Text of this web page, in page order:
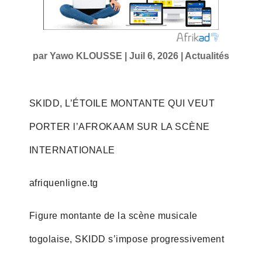
par Yawo KLOUSSE Juil 6, 2026| Actualités
SKIDD, L’ÉTOILE MONTANTE QUI VEUT
PORTER l’AFROKAAM SUR LA SCÈNE
INTERNATIONALE
afriquenligne.tg
Figure montante de la scène musicale
togolaise, SKIDD s’impose progressivement